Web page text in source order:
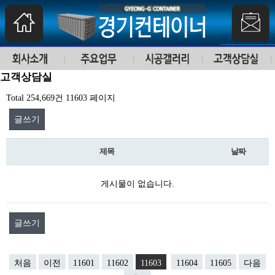
고객상담실
Total 254,669건 11603 페이지
글쓰기
제목 날짜
게시물이 없습니다.
글쓰기
처음 이전 11601 11602 11603 11604 11605
다음